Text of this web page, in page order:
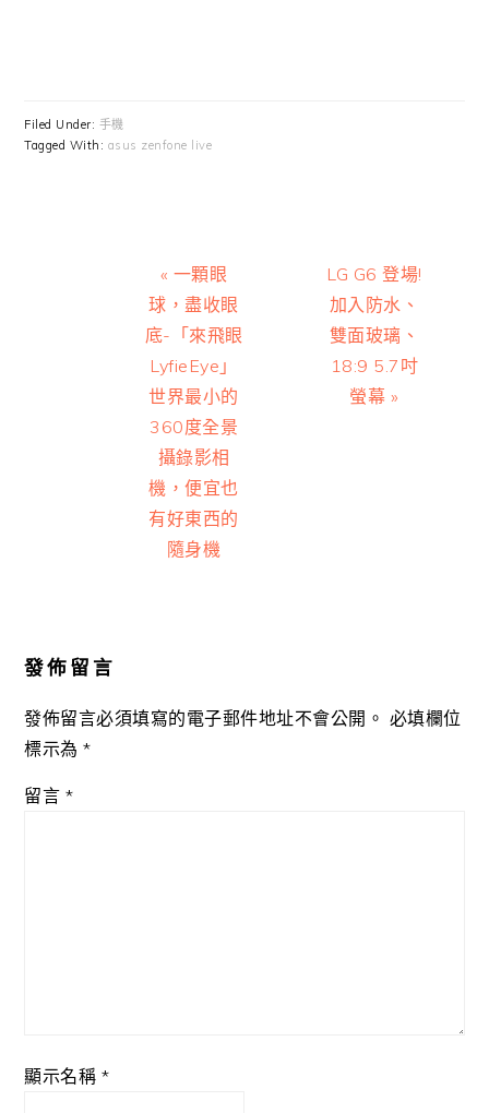
Filed Under: 手機
Tagged With: asus zenfone live
Previous
Post:
« 一顆眼
球，盡收眼
底-「來飛眼
LyfieEye」
世界最小的
360度全景
攝錄影相
機，便宜也
有好東西的
隨身機
Next
Post:
LG G6 登場!
加入防水、
雙面玻璃、
18:9 5.7吋
螢幕 »
發佈留言
發佈留言必須填寫的電子郵件地址不會公開。 必填欄位
標示為*
留言 *
顯示名稱 *